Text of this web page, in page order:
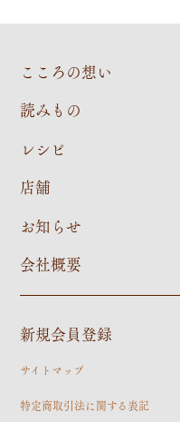
こころの想い
読みもの
レシピ
店舗
お知らせ
会社概要
新規会員登録
サイトマップ
特定商取引法に関する表記